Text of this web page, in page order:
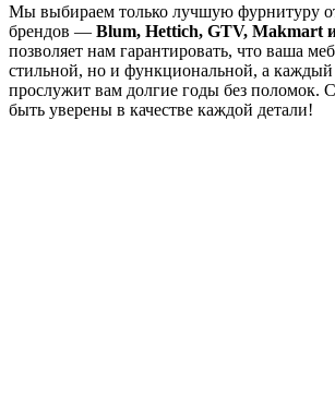
Мы выбираем только лучшую фурнитуру
брендов — Blum, Hettich, GTV, Makmart
позволяет нам гарантировать, что ваша
стильной, но и функциональной, а
прослужит вам долгие годы без поломок.
быть уверены в качестве каждой детали!